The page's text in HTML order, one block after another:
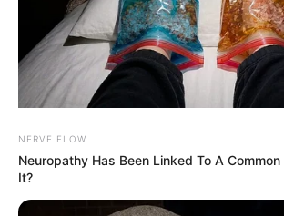
NERVE FLOW
Neuropathy Has Been Linked To A
It?